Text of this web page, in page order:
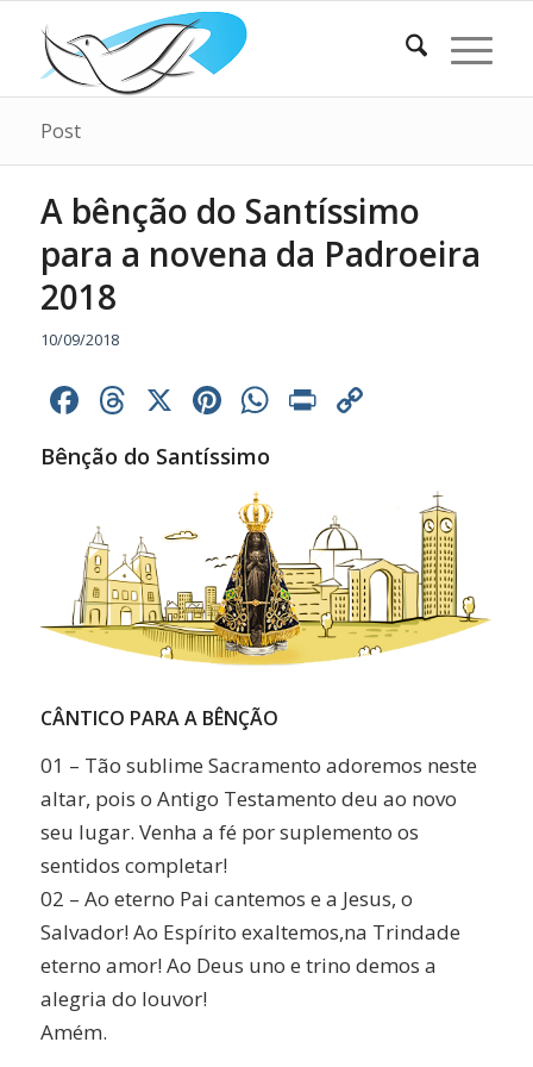
Post
A bênção do Santíssimo
para a novena da Padroeira
2018
10/09/2018
Facebook
Threads
X Pinterest
WhatsApp
Print
Bênção do Santíssimo
CÂNTICO PARA A BÊNÇÃO
01 – Tão sublime Sacramento adoremos neste
altar, pois o Antigo Testamento deu ao novo
seu lugar. Venha a fé por suplemento os
sentidos completar!
02 – Ao eterno Pai cantemos e a Jesus, o
Salvador! Ao Espírito exaltemos,na Trindade
eterno amor! Ao Deus uno e trino demos a
alegria do louvor!
Amém.